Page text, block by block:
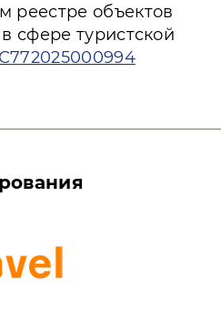
реестре объектов
сфере туристской
С772025000994